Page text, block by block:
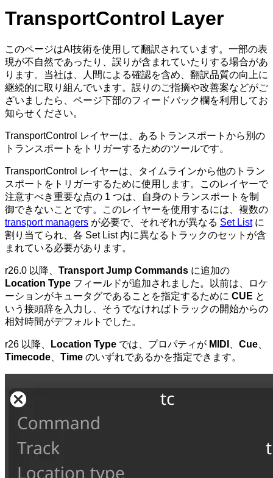
TransportControl Layer
このページはAI技術を使用して翻訳されています。一部の表
現が不自然であったり、誤りが含まれていたりする場合があ
ります。当社は、人間による確認を含め、翻訳品質の向上に
継続的に取り組んでいます。誤りのご指摘や改善案などがご
ざいましたら、ページ下部のフィードバック欄を利用してお
知らせください。
TransportControl レイヤーは、あるトランスポートから別の
トランスポートをトリガーするためのツールです。
TransportControl レイヤーは、タイムラインから他のトラン
スポートをトリガーするために使用します。このレイヤーで
注意すべき重要な点の 1 つは、自身のトランスポートを制
御できないことです。このレイヤーを使用するには、複数の
transport managers が必要で、それぞれが異なる Set Listに
割り当てられ、各 Set List 内に異なるトラックのセットが含
まれている必要があります。
r26.0 以降、 Transport Jump Commands に追加の
Location Type フィールドが追加されました。以前は、ロケ
ーションがキュータグであることを指定するために CUE と
いう接頭辞を入力し、そうでなければトラックの開始からの
相対時間がデフォルトでした。
r26 以降、 Location Type では、プロパティが MIDI Cue
Timecode
Time のいずれであるかを指定できます。